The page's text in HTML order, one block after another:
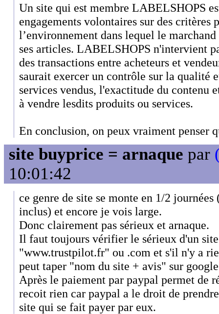
Un site qui est membre LABELSHOPS
engagements volontaires sur des critères
l’environnement dans lequel le
ses articles. LABELSHOPS n'intervient
des transactions entre acheteurs et
saurait exercer un contrôle sur la qualité
services vendus, l'exactitude du contenu
à vendre lesdits produits ou services.
En conclusion, on peux vraiment penser
site buyprice = arnaque par
10:01:42
ce genre de site se monte en 1/2
inclus) et encore je vois large.
Donc clairement pas sérieux et arnaque.
Il faut toujours vérifier le sérieux d'un site
"www.trustpilot.fr" ou .com et s'il n'y a
peut taper "nom du site + avis" sur
Après le paiement par paypal permet de
recoit rien car paypal a le droit de
site qui se fait payer par eux.